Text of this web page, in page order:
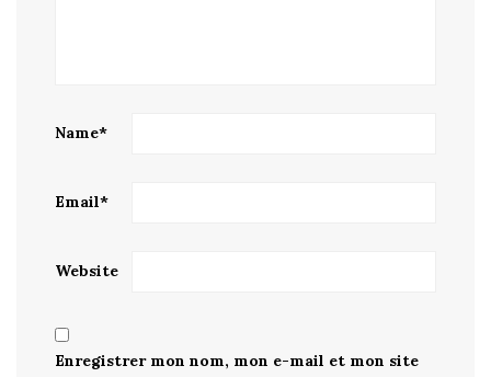
Name*
Email*
Website
Enregistrer mon nom, mon e-mail et mon site